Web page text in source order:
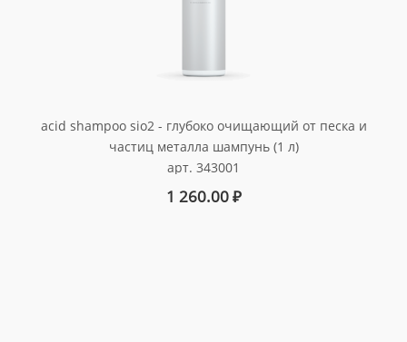
acid shampoo sio2 - глубоко очищающий от песка и
частиц металла шампунь (1 л)
арт. 343001
1 260.00₽